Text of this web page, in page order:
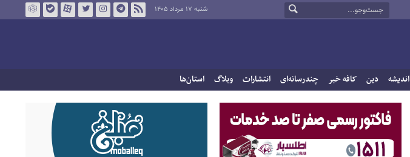
شنبه ۱۷ مرداد ۱۴۰۵
اندیشه دین کافه خبر چندرسانه‌ای انتشارات وبلاگ استان‌ها